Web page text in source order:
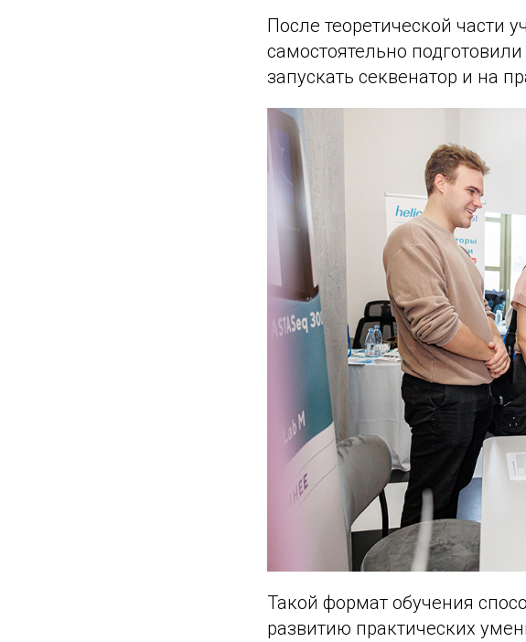
После теоретической части
самостоятельно
запускать секвенатор и на
Такой формат обучения
развитию практических